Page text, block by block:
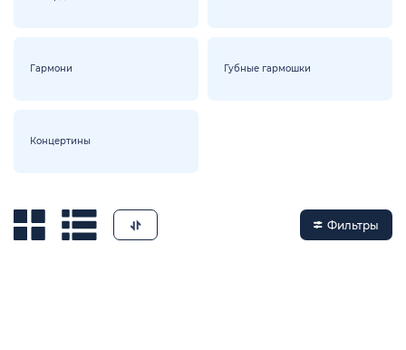
Гармони Губные гармошки
Концертины
Фильтры